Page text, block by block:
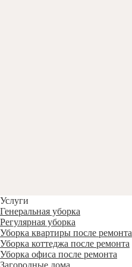
Услуги
Генеральная уборка
Регулярная уборка
Уборка квартиры после ремонта
Уборка коттеджа после ремонта
Уборка офиса после ремонта
Загородные дома